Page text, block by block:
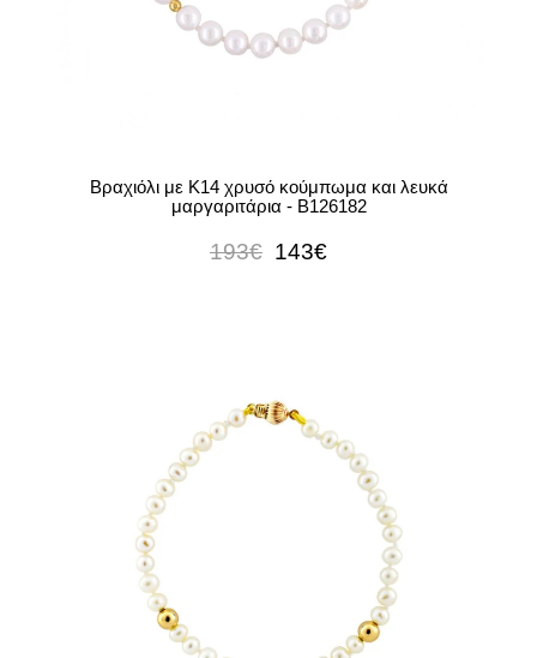
Βραχιόλι με Κ14 χρυσό κούμπωμα και λευκά
μαργαριτάρια - B126182
193€ 143€